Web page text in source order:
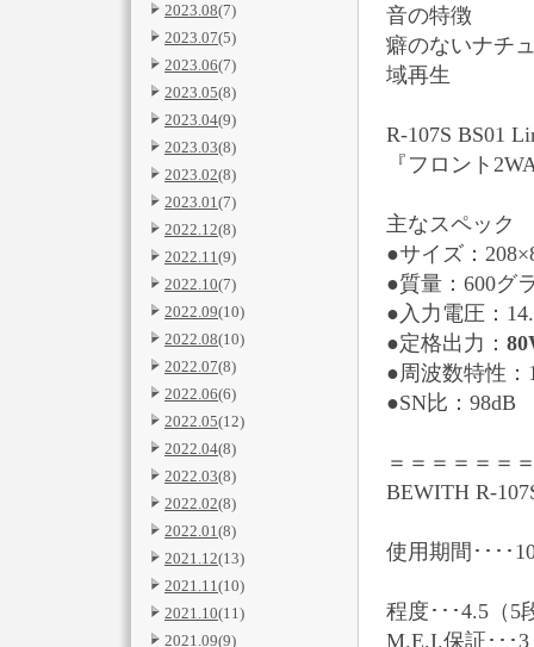
2023.08(7)
2023.07(5)
2023.06(7)
2023.05(8)
2023.04(9)
2023.03(8)
2023.02(8)
2023.01(7)
2022.12(8)
2022.11(9)
2022.10(7)
2022.09(10)
2022.08(10)
2022.07(8)
2022.06(6)
2022.05(12)
2022.04(8)
2022.03(8)
2022.02(8)
2022.01(8)
2021.12(13)
2021.11(10)
2021.10(11)
2021.09(9)
音の特徴
癖のないナチ
域再生
R-107S BS01
『フロント
主なスペック
●サイズ：
●質量：600グ
●入力電圧：
●定格出力：
●周波数特性：
●SN比：98dB
＝＝＝＝＝＝
BEWITH R-
使用期間････
程度･･･4.5（5
M.E.I.保証･･･